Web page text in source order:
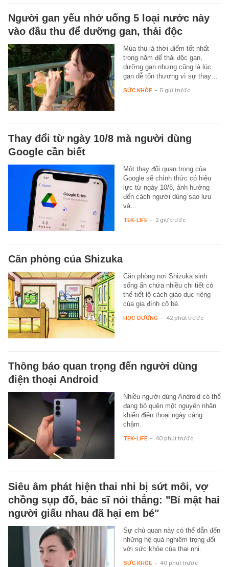
Người gan yếu nhớ uống 5 loại nước này
vào đầu thu để dưỡng gan, thải độc
Mùa thu là thời điểm tốt nhất
trong năm để thải độc gan,
dưỡng gan nhưng cũng là lúc
gan dễ tổn thương vì sự thay…
SỨC KHỎE - 5 giờ trước
Thay đổi từ ngày 10/8 mà người dùng
Google cần biết
Một thay đổi quan trọng của
Google sẽ chính thức có hiệu
lực từ ngày 10/8, ảnh hưởng
đến cách người dùng sao lưu
và…
TEK-LIFE - 2 giờ trước
Căn phòng của Shizuka
Căn phòng nơi Shizuka sinh
sống ẩn chứa nhiều chi tiết có
thể tiết lộ cách giáo dục riêng
của gia đình cô bé.
HỌC ĐƯỜNG - 42 phút trước
Thông báo quan trọng đến người dùng
điện thoại Android
Nhiều người dùng Android có thể
đang bỏ quên một nguyên nhân
khiến điện thoại ngày càng
chậm.
TEK-LIFE - 40 phút trước
Siêu âm phát hiện thai nhi bị sứt môi, vợ
chồng sụp đổ, bác sĩ nói thẳng: "Bí mật hai
người giấu nhau đã hại em bé"
Sự chủ quan này có thể dẫn đến
những hệ quả nghiêm trọng đối
với sức khỏe của thai nhi.
SỨC KHỎE - 40 phút trước